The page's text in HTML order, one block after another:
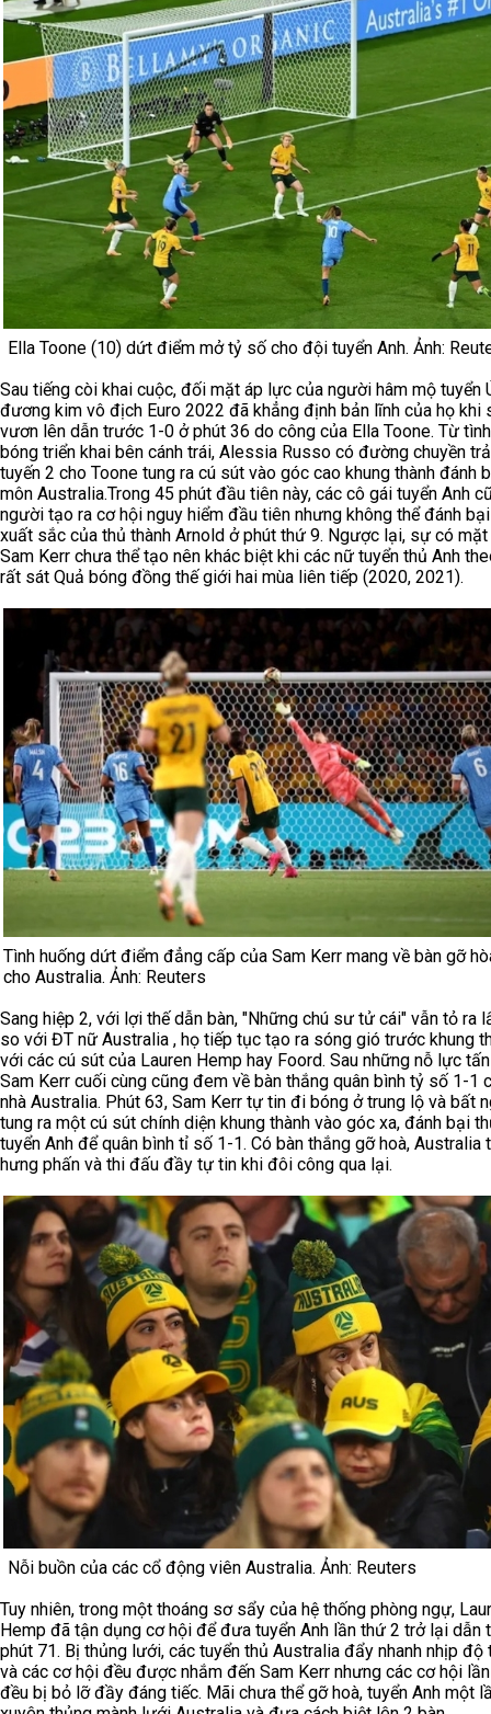
Ella Toone (10) dứt điểm mở tỷ số cho đội tuyển Anh. Ảnh:
Sau tiếng còi khai cuộc, đối mặt áp lực của người hâm mộ tuyển
đương kim vô địch Euro 2022 đã khẳng định bản lĩnh của họ khi
vươn lên dẫn trước 1-0 ở phút 36 do công của Ella Toone. Từ
bóng triển khai bên cánh trái, Alessia Russo có đường chuyền
tuyến 2 cho Toone tung ra cú sút vào góc cao khung thành đánh
môn Australia.Trong 45 phút đầu tiên này, các cô gái tuyển Anh
người tạo ra cơ hội nguy hiểm đầu tiên nhưng không thể đánh
xuất sắc của thủ thành Arnold ở phút thứ 9. Ngược lại, sự có mặt
Sam Kerr chưa thể tạo nên khác biệt khi các nữ tuyển thủ Anh
rất sát Quả bóng đồng thế giới hai mùa liên tiếp (2020, 2021).
Tình huống dứt điểm đẳng cấp của Sam Kerr mang về bàn gỡ
cho Australia. Ảnh: Reuters
Sang hiệp 2, với lợi thế dẫn bàn, "Những chú sư tử cái" vẫn tỏ ra
so với ĐT nữ Australia , họ tiếp tục tạo ra sóng gió trước khung
với các cú sút của Lauren Hemp hay Foord. Sau những nỗ lực
Sam Kerr cuối cùng cũng đem về bàn thắng quân bình tỷ số 1-1
nhà Australia. Phút 63, Sam Kerr tự tin đi bóng ở trung lộ và bất
tung ra một cú sút chính diện khung thành vào góc xa, đánh bại
tuyển Anh để quân bình tỉ số 1-1. Có bàn thắng gỡ hoà, Australia
hưng phấn và thi đấu đầy tự tin khi đôi công qua lại.
Nỗi buồn của các cổ động viên Australia. Ảnh: Reuters
Tuy nhiên, trong một thoáng sơ sẩy của hệ thống phòng ngự,
Hemp đã tận dụng cơ hội để đưa tuyển Anh lần thứ 2 trở lại dẫn
phút 71. Bị thủng lưới, các tuyển thủ Australia đẩy nhanh nhịp độ
và các cơ hội đều được nhắm đến Sam Kerr nhưng các cơ hội
đều bị bỏ lỡ đầy đáng tiếc. Mãi chưa thể gỡ hoà, tuyển Anh một